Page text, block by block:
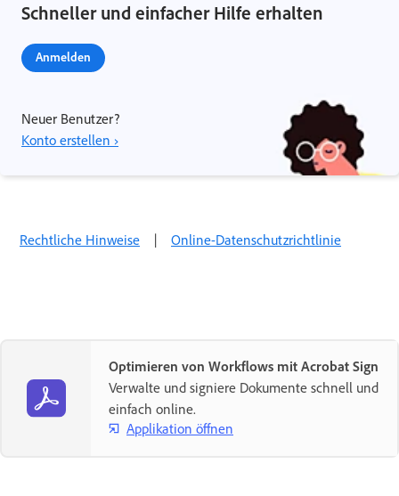
Schneller und einfacher Hilfe erhalten
Anmelden
Neuer Benutzer?
Konto erstellen ›
Rechtliche Hinweise | Online-Datenschutzrichtlinie
Optimieren von Workflows mit Acrobat Sign
Verwalte und signiere Dokumente schnell und
einfach online.
Applikation öffnen